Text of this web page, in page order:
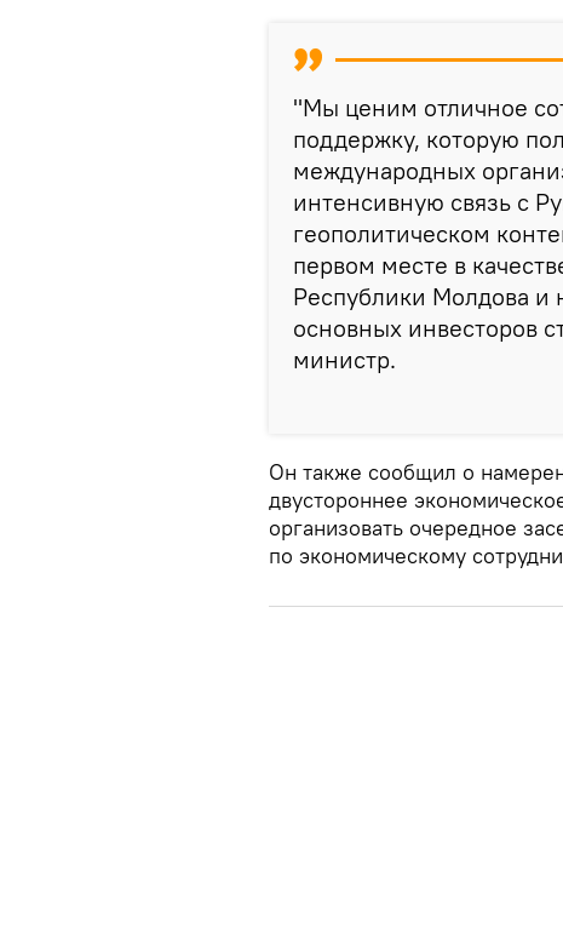
"Мы ценим отличное
поддержку, которую
международных
интенсивную связь с
геополитическом
первом месте в
Республики Молдова и
основных инвесторов
министр.
Он также сообщил о
двустороннее
организовать очередное
по экономическому